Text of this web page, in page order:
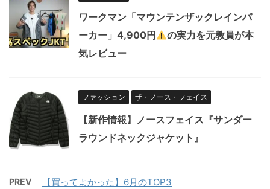
ワークマン「マウンテンザックレインパ
ーカー」4,900円
の実力を元教員が本
気レビュー
ファッション ザ・ノース・フェイス
【新作情報】ノースフェイス『サンダー
ラウンドネックジャケット』
PREV 【買ってよかった】6月のTOP3